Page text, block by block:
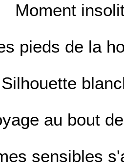
Moment
pieds de la
Silhouette
au bout
sensibles